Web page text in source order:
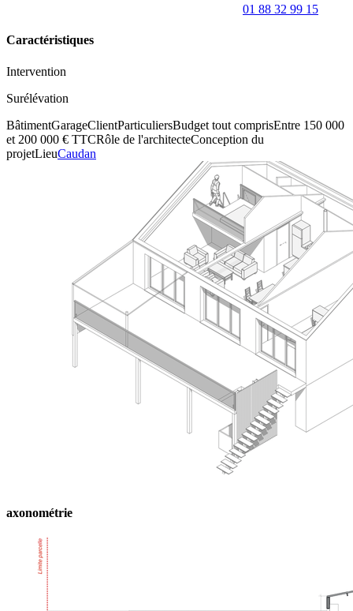
01 88 32 99 15
Caractéristiques
Intervention
Surélévation
BâtimentGarageClientParticuliersBudget tout comprisEntre 150 000
et 200 000 € TTCRôle de l'architecteConception du
projetLieuCaudan
axonométrie